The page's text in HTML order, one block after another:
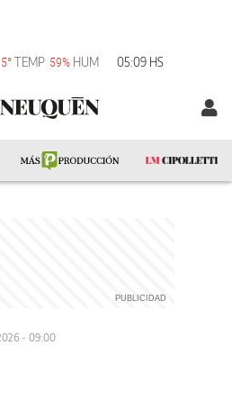
5°TEMP 59% HUM 05:09 HS
- 09:00